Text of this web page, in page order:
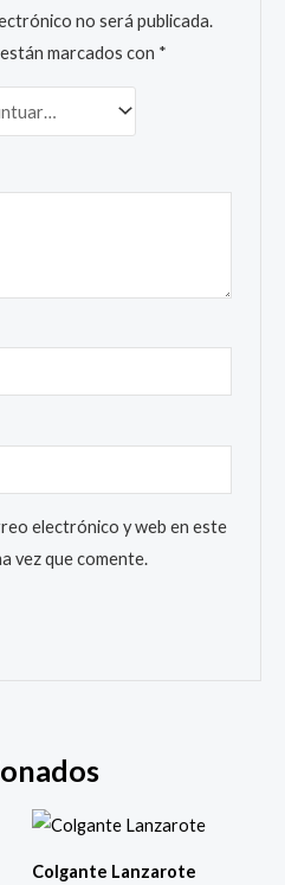
no será publicada.
marcados con *
electrónico y web en este
vez que comente.
Colgante Lanzarote